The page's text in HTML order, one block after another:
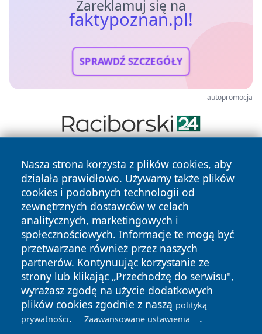
Zareklamuj się na
faktypoznan.pl!
SPRAWDŹ SZCZEGÓŁY
autopromocja
Nasza strona korzysta z plików cookies, aby
działała prawidłowo. Używamy także plików
cookies i podobnych technologii od
zewnętrznych dostawców w celach
analitycznych, marketingowych i
społecznościowych. Informacje te mogą być
przetwarzane również przez naszych
partnerów. Kontynuując korzystanie ze
strony lub klikając „Przechodzę do serwisu",
wyrażasz zgodę na użycie dodatkowych
plików cookies zgodnie z naszą polityką
prywatności. Zaawansowane ustawienia .
Copyright © 2026 faktypoznan.pl Wszystkie prawa
zastrzeżone.
News Autorzy
Polityka
Prywatności
Polityka
Cookies